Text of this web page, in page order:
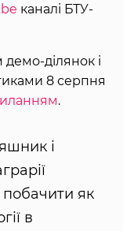
каналі БТУ-
ділянок і
8 серпня
.
і
як
в